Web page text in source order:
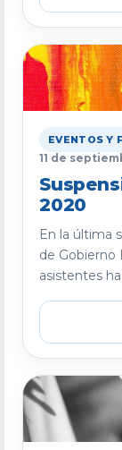
EVENTOS Y
11 de
2020
En la última
de Gobierno
asistentes